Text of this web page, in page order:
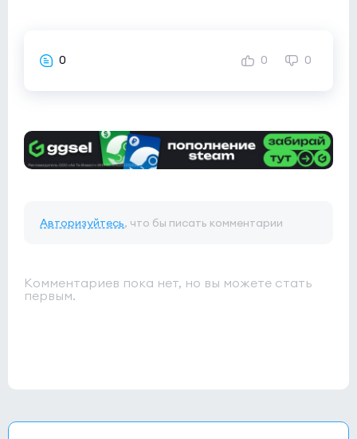
0 0 0
Авторизуйтесь, что бы писать комментарии
Комментариев пока нет, но вы можете стать
первым.